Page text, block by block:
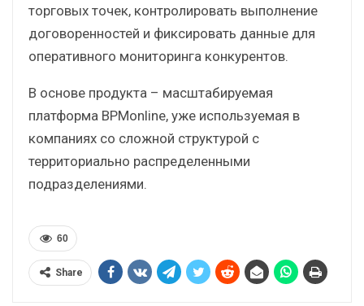
торговых точек, контролировать выполнение
договоренностей и фиксировать данные для
оперативного мониторинга конкурентов.
В основе продукта – масштабируемая
платформа BPMonline, уже используемая в
компаниях со сложной структурой c
территориально распределенными
подразделениями.
60
Share